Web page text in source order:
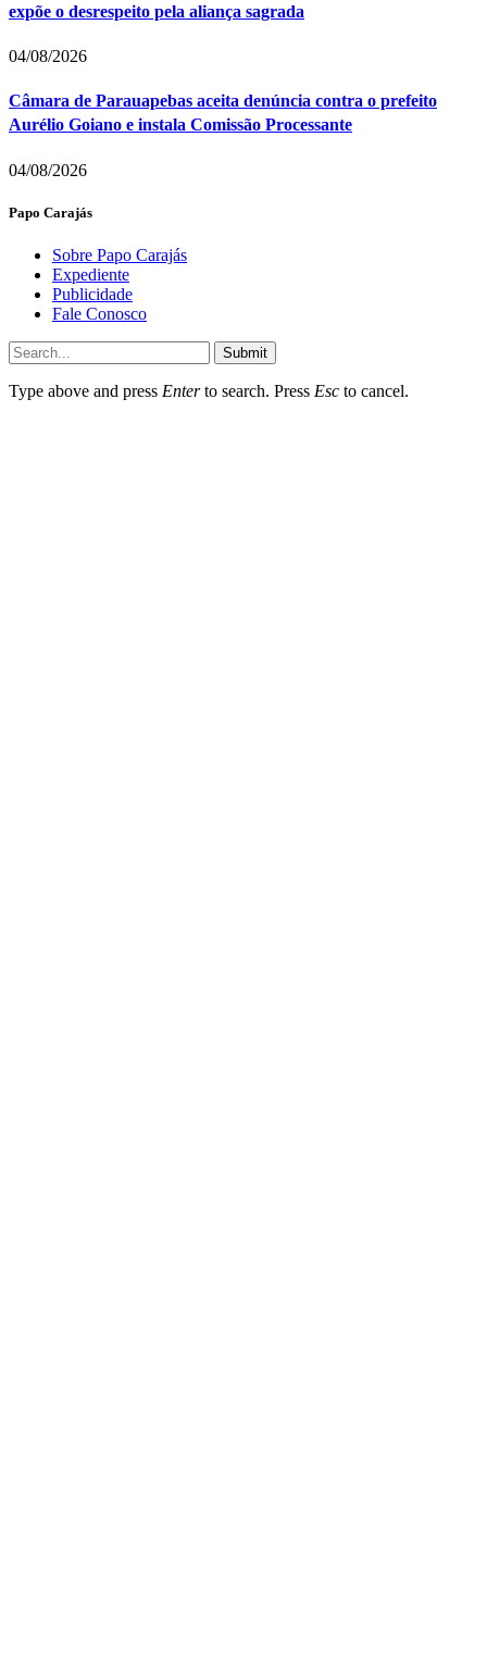
expõe o desrespeito pela aliança sagrada
04/08/2026
Câmara de Parauapebas aceita denúncia contra o prefeito
Aurélio Goiano e instala Comissão Processante
04/08/2026
Papo Carajás
Sobre Papo Carajás
Expediente
Publicidade
Fale Conosco
Submit
Type above and press Enterto search. Press Esc to cancel.